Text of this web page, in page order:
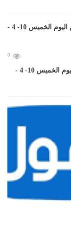
0
مواعيد قطارات "القاهرة - الإسكندرية" والعكس اليوم الخميس 10- 4 -